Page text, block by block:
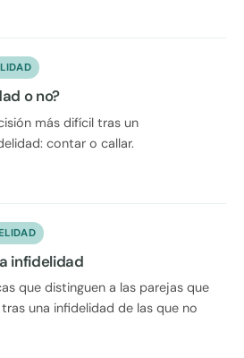
o no?
más difícil tras un
contar o callar.
infidelidad
que distinguen a las parejas que
una infidelidad de las que no